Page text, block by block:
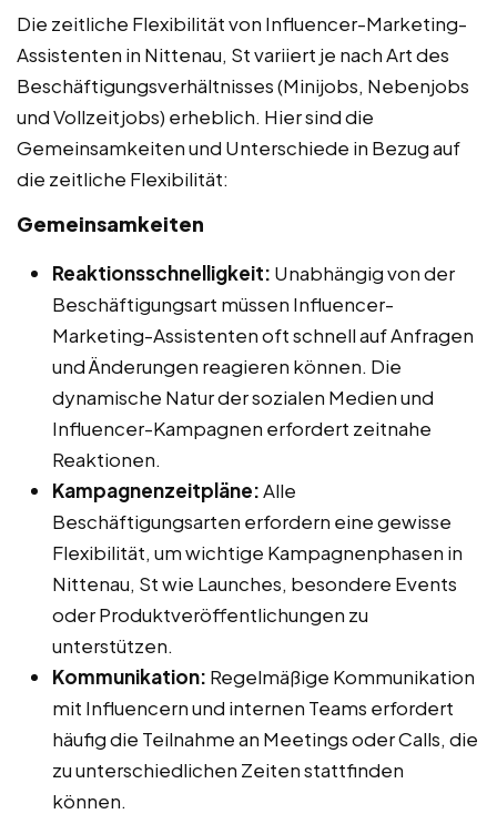
Die zeitliche Flexibilität von Influencer-Marketing-
Assistenten in Nittenau, St variiert je nach Art des
Beschäftigungsverhältnisses (Minijobs, Nebenjobs
und Vollzeitjobs) erheblich. Hier sind die
Gemeinsamkeiten und Unterschiede in Bezug auf
die zeitliche Flexibilität:
Gemeinsamkeiten
Reaktionsschnelligkeit: Unabhängig von der
Beschäftigungsart müssen Influencer-
Marketing-Assistenten oft schnell auf Anfragen
und Änderungen reagieren können. Die
dynamische Natur der sozialen Medien und
Influencer-Kampagnen erfordert zeitnahe
Reaktionen.
Kampagnenzeitpläne:Alle
Beschäftigungsarten erfordern eine gewisse
Flexibilität, um wichtige Kampagnenphasen in
Nittenau, St wie Launches, besondere Events
oder Produktveröffentlichungen zu
unterstützen.
Kommunikation: Regelmäßige Kommunikation
mit Influencern und internen Teams erfordert
häufig die Teilnahme an Meetings oder Calls, die
zu unterschiedlichen Zeiten stattfinden
können.